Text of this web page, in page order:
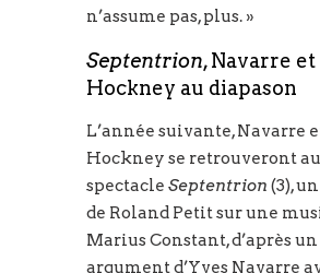
n’assume pas, plus. »
Septentrion, Navarre et
Hockney au diapason
L’année suivante, Navarre
Hockney se retrouveront
spectacle Septentrion (3),
de Roland Petit sur une
Marius Constant, d’après un
argument d’Yves Navarre